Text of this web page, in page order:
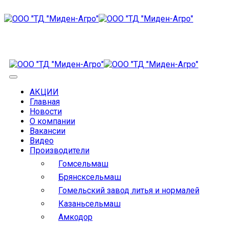
АКЦИИ
Главная
Новости
О компании
Вакансии
Видео
Производители
Гомсельмаш
Брянсксельмаш
Гомельский завод литья и нормалей
Казаньсельмаш
Амкодор